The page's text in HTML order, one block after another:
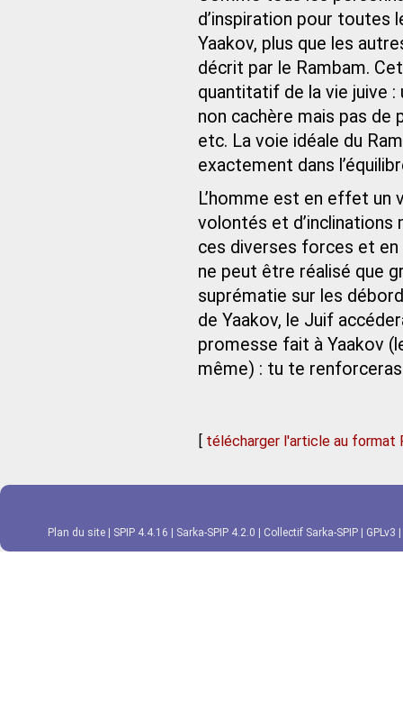
d’inspiration pour toutes
Yaakov, plus que les
décrit par le Rambam.
quantitatif de la vie juive :
non cachère mais pas
etc. La voie idéale du
exactement dans
L’homme est en effet un
volontés et d’inclinations
ces diverses forces et en
ne peut être réalisé que
suprématie sur les
de Yaakov, le Juif
promesse fait à Yaakov
même) : tu te renforceras
[ télécharger l'article au format
Plan du site SPIP 4.4.16 Sarka-SPIP 4.2.0 Collectif Sarka-SPIP GPLv3